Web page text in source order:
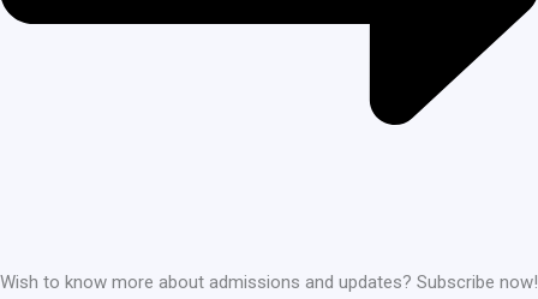
Wish to know more about admissions and updates? Subscribe now!